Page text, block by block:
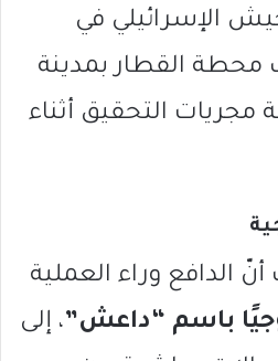
الإسرائيلي في
القطار بمدينة
مجريات التحقيق أثناء
الدافع وراء العملية
باسم “داعش”، إلى